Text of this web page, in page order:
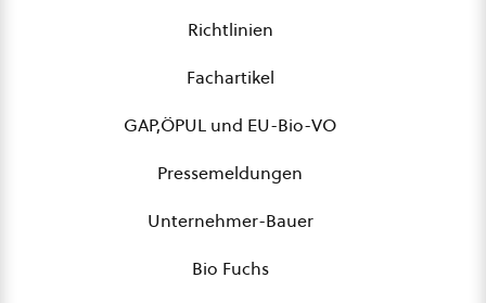
Richtlinien
Fachartikel
GAP,ÖPUL und EU-Bio-VO
Pressemeldungen
Unternehmer-Bauer
Bio Fuchs